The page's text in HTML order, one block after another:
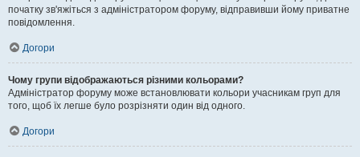
початку зв'яжіться з адміністратором форуму, відправивши йому приватне
повідомлення.
Догори
Чому групи відображаються різними кольорами?
Адміністратор форуму може встановлювати кольори учасникам груп для
того, щоб їх легше було розрізняти один від одного.
Догори